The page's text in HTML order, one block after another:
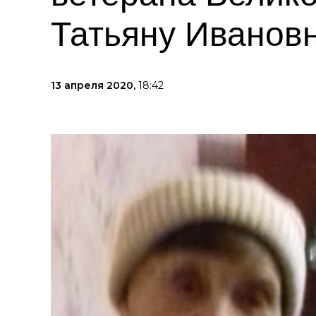
Татьяну
13 апреля 2020, 18:42